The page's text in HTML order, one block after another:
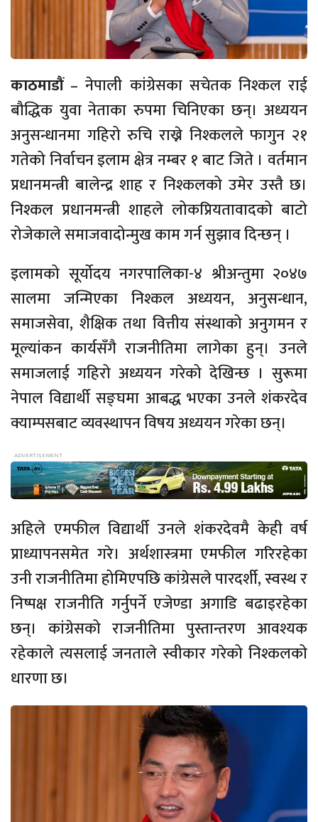
काठमाडौं – नेपाली कांग्रेसका सचेतक निश्कल राई
बौद्धिक युवा नेताका रुपमा चिनिएका छन्। अध्ययन
अनुसन्धानमा गहिरो रुचि राख्ने निश्कलले फागुन २१
गतेको निर्वाचन इलाम क्षेत्र नम्बर १ बाट जिते । वर्तमान
प्रधानमन्त्री बालेन्द्र शाह र निश्कलको उमेर उस्तै छ।
निश्कल प्रधानमन्त्री शाहले लोकप्रियतावादको बाटो
रोजेकाले समाजवादोन्मुख काम गर्न सुझाव दिन्छन् ।
इलामको सूर्योदय नगरपालिका-४ श्रीअन्तुमा २०४७
सालमा जन्मिएका निश्कल अध्ययन, अनुसन्धान,
समाजसेवा, शैक्षिक तथा वित्तीय संस्थाको अनुगमन र
मूल्यांकन कार्यसँगै राजनीतिमा लागेका हुन्। उनले
समाजलाई गहिरो अध्ययन गरेको देखिन्छ । सुरूमा
नेपाल विद्यार्थी सङ्घमा आबद्ध भएका उनले शंकरदेव
क्याम्पसबाट व्यवस्थापन विषय अध्ययन गरेका छन्।
अहिले एमफील विद्यार्थी उनले शंकरदेवमै केही वर्ष
प्राध्यापनसमेत गरे। अर्थशास्त्रमा एमफील गरिरहेका
उनी राजनीतिमा होमिएपछि कांग्रेसले पारदर्शी, स्वस्थ र
निष्पक्ष राजनीति गर्नुपर्ने एजेण्डा अगाडि बढाइरहेका
छन्। कांग्रेसको राजनीतिमा पुस्तान्तरण आवश्यक
रहेकाले त्यसलाई जनताले स्वीकार गरेको निश्कलको
धारणा छ।